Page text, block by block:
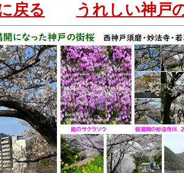
戻る うれしい神戸